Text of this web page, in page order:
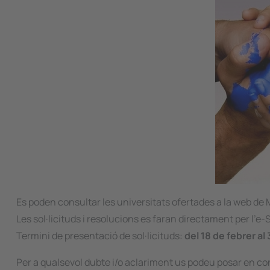
Es poden consultar les universitats ofertades a la web de
Les sol·licituds i resolucions es faran directament per l'e-
Termini de presentació de sol·licituds: del 18 de febrer al
Per a qualsevol dubte i/o aclariment us podeu posar en